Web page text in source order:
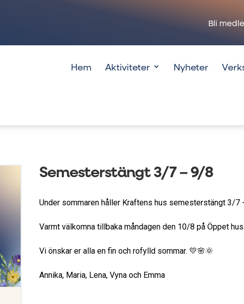
Bli
Hem Aktiviteter Nyheter
Semesterstängt 3/7 – 9/8
Under sommaren håller Kraftens hus semesterstängt 3/7
Varmt välkomna tillbaka måndagen den 10/8 på Öppet
Vi önskar er alla en fin och rofylld sommar. 💛🌸🌞
Annika, Maria, Lena, Vyna och Emma